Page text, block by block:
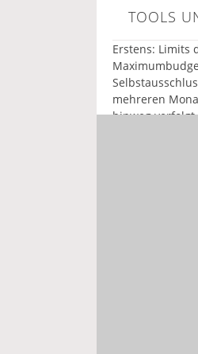
TOOLS
Erstens: Limits
mehreren
hinweg